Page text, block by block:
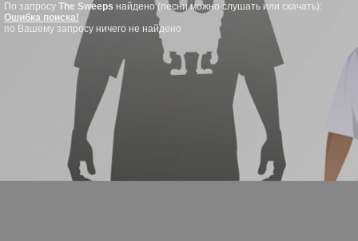
По запросу The Sweeps найдено (песни можно слушать или скачать):
Ошибка поиска!
по Вашему запросу ничего не найдено